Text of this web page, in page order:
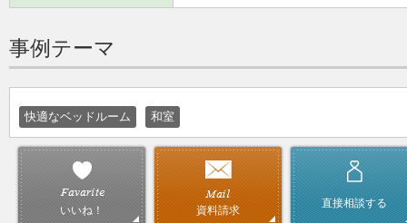
事例テーマ
快適なベッドルーム 和室
いいね！ 資料請求
直接相談する